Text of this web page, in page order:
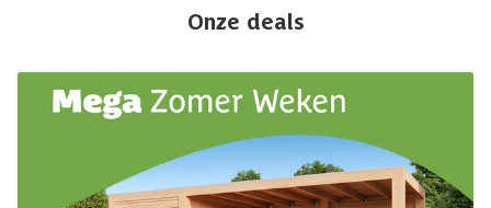
Onze deals